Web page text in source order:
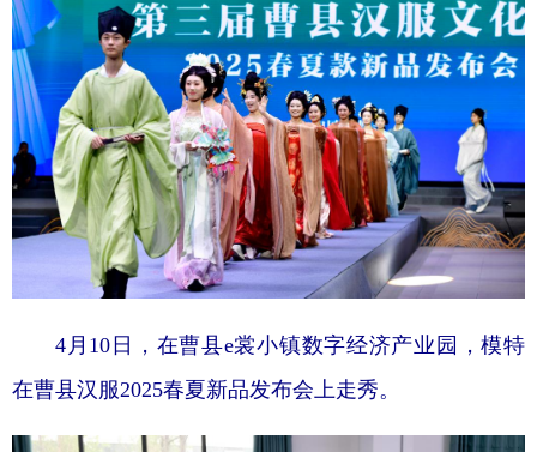
4月10日，在曹县e裳小镇数字经济产业园，模特
在曹县汉服2025春夏新品发布会上走秀。